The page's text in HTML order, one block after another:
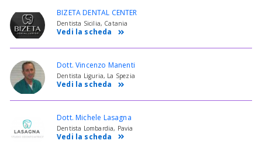
BIZETA DENTAL CENTER
Dentista Sicilia, Catania
Vedi la scheda
Dott. Vincenzo Manenti
Dentista Liguria, La Spezia
Vedi la scheda
Dott. Michele Lasagna
Dentista Lombardia, Pavia
Vedi la scheda